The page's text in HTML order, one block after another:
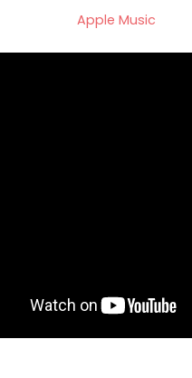
Apple Music